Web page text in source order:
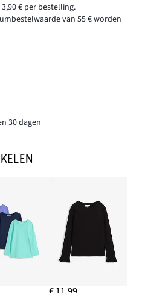
€ per bestelling.
van 55 € worden
30 dagen